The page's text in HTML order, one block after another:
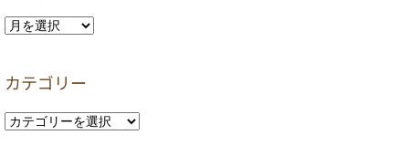
ア
イ
カテゴリー
カ